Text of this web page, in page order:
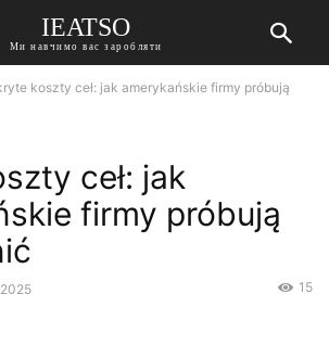
IEATSO
Ми навчимо вас заробляти
koszty ceł: jak amerykańskie firmy próbują
ceł: jak
firmy próbują
15